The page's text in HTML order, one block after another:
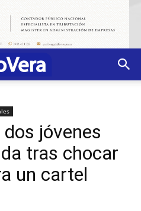
jóvenes
tras chocar
un cartel